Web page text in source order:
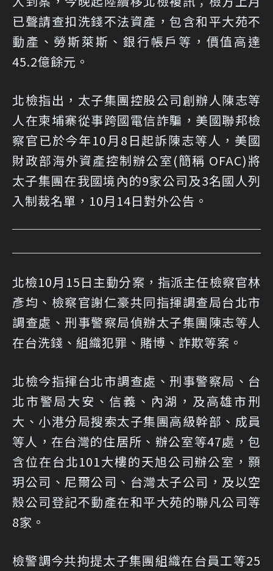
已聲請查扣洗錢不法資產，包含和平大苑不
動產、勞斯萊斯、銀行帳戶等，價值高達
45.2億餘元。
北檢指出，太子集團控股公司創辦人陳志等
人在柬埔寨從事跨國電信詐騙，美國聯邦檢
察官已於今年10月8日起訴陳志等人，美國
財政部海外資產控制辦公室(簡稱 OFAC)將
太子集團在我國境內的9家公司及3名國人列
入制裁名單，10月14日對外公告。
北檢10月15日主動分案，指派主任檢察官林
彥均、檢察官謝仁豪共同指揮調查局台北市
調查處、刑事警察局偵辦太子集團陳志等人
在台洗錢、組織犯罪、賭博、詐欺等案。
北檢今指揮台北市調查處、刑事警察局、台
北市警局大安、信義、內湖，及高雄市刑
大、小港分局搜索太子集團高級幹部、成員
等人，在台灣的住居所、辦公室等47處，包
含位在台北101大樓的天旭公司辦公室，顥
玥公司、尼爾公司、台灣太子公司，及以空
殼公司登記不動產在和平大苑的聯凡公司等
8家。
檢警調今共拘提太子集團組織在台員工等25